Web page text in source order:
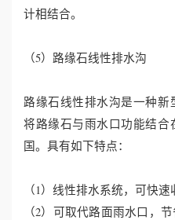
计相结合。
（5）路缘石线性排水沟
路缘石线性排水沟是一种
将路缘石与雨水口功能结
国。具有如下特点：
（1）线性排水系统，可快
（2）可取代路面雨水口，